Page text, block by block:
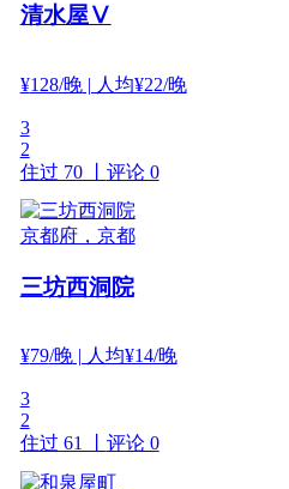
清水屋Ⅴ
¥128/晚| 人均¥22/晚
3
2
住过 70 丨 评论 0
京都府，京都
三坊西洞院
¥79/晚| 人均¥14/晚
3
2
住过 61 丨 评论 0